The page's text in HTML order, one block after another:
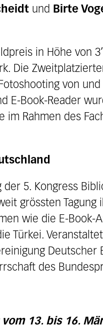
und Birte
in Höhe von
Die
von
E-Book-Reader
Rahmen des
der 5. Kongress
grössten
wie die E-Book-
Türkei.
des
13. bis 16.